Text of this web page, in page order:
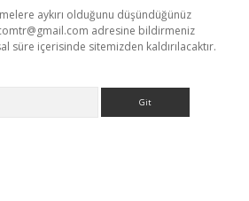
aykırı olduğunu düşündüğünüz
adresine bildirmeniz
süre içerisinde sitemizden kaldırılacaktır.